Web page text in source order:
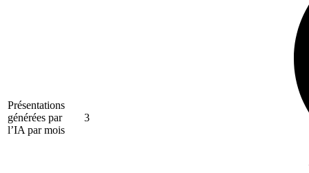
Présentations
générées par
l’IA par mois
3